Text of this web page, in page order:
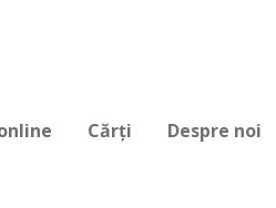
Cărți Despre noi